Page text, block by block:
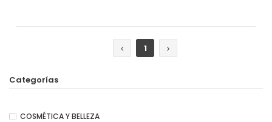
1
Categorías
COSMÉTICA Y BELLEZA